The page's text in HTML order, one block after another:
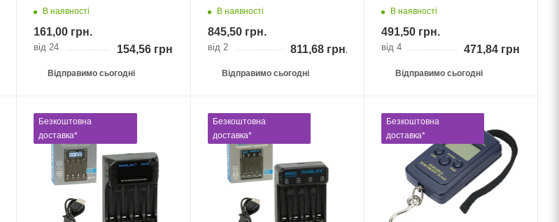
В наявності
161,00 грн.
від 24 154,56грн.
Відправимо сьогодні
В наявності
845,50грн.
від 2 811,68 грн.
Відправимо сьогодні
В наявності
491,50грн.
від 4 471,84 грн.
Відправимо сьогодні
Безкоштовна
доставка*
Безкоштовна
доставка*
Безкоштовна
доставка*